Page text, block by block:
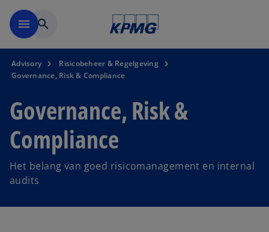
menu search
Advisory
Risicobeheer & Regelgeving
Governance, Risk & Compliance
Governance, Risk &
Compliance
Het belang van goed risicomanagement en internal
audits